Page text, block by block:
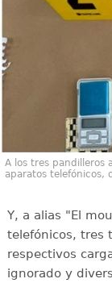
A los tres pandilleros
aparatos telefónicos,
Y, a alias "El
telefónicos, tres
respectivos
ignorado y